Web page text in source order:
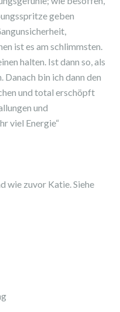
geben
ist es am schlimmsten.
halten. Ist dann so, als
bin ich dann den
und total erschöpft
und
viel Energie“
wie zuvor Katie. Siehe